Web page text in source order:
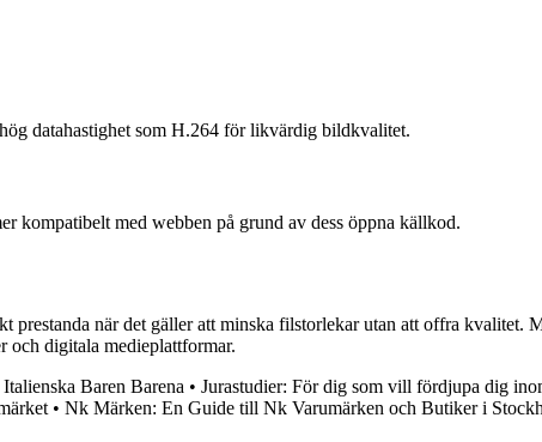
datahastighet som H.264 för likvärdig bildkvalitet.
kompatibelt med webben på grund av dess öppna källkod.
när det gäller att minska filstorlekar utan att offra kvalitet.
och digitala medieplattformar.
Baren Barena • Jurastudier: För dig som vill fördjupa dig
• Nk Märken: En Guide till Nk Varumärken och Butiker i